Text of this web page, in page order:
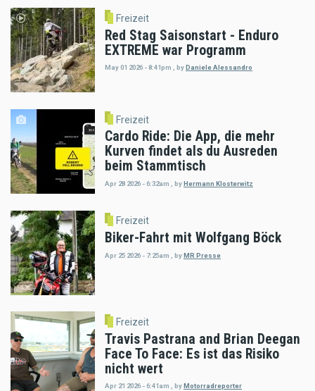
Freizeit
Red Stag Saisonstart - Enduro
EXTREME war Programm
May 01 2026 - 8:41pm byDaniele Alessandro
Freizeit
Cardo Ride: Die App, die mehr
Kurven findet als du Ausreden
beim Stammtisch
Apr 28 2026 - 6:32am byHermann Klosterwitz
Freizeit
Biker-Fahrt mit Wolfgang Böck
Apr 25 2026 - 7:25am byMR Presse
Freizeit
Travis Pastrana and Brian Deegan
Face To Face: Es ist das Risiko
nicht wert
Apr 21 2026 - 6:41am , byMotorradreporter